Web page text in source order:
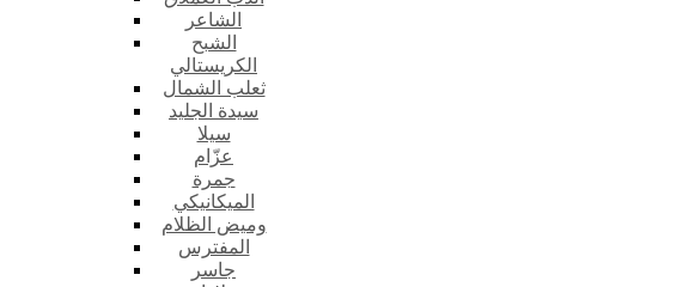
الشاعر
الشبح
الكريستالي
ثعلب الشمال
سيدة الجليد
سيلا
عزّام
جمرة
الميكانيكي
وميض الظلام
المفترس
جاسر